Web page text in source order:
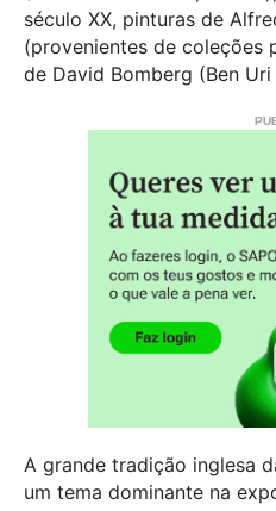
século XX, pinturas de
(provenientes de coleções
de David Bomberg (Ben
A grande tradição inglesa
um tema dominante na